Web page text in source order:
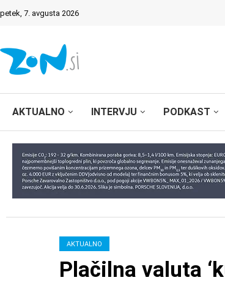
petek, 7. avgusta 2026
AKTUALNO INTERVJU PODKAST
AKTUALNO
Plačilna valuta